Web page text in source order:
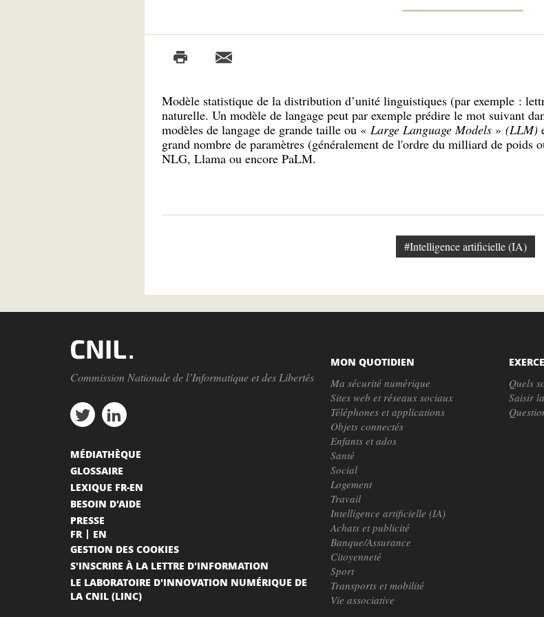
Modèle statistique de la distribution d’unité linguistiques (par exemple :
naturelle. Un modèle de langage peut par exemple prédire le mot suivant
modèles de langage de grande taille ou « Large Language Models » (LLM)
grand nombre de paramètres (généralement de l'ordre du milliard de
NLG, Llama ou encore PaLM.
#Intelligence artificielle (IA)
Commission Nationale de l’Informatique et des Libertés
MON QUOTIDIEN
Ma sécurité numérique
Sites web et réseaux sociaux
Téléphones et applications
Objets connectés
Enfants et ados
Santé
Social
Logement
Travail
Intelligence artificielle (IA)
Achats et publicité
Banque/Assurance
Citoyenneté
Sport
Transports et mobilité
Vie associative
Quels
Saisir
MÉDIATHÈQUE
GLOSSAIRE
LEXIQUE FR-EN
BESOIN D'AIDE
PRESSE
FR
EN
GESTION DES COOKIES
S'INSCRIRE À LA LETTRE D'INFORMATION
LE LABORATOIRE D'INNOVATION NUMÉRIQUE DE
LA CNIL (LINC)